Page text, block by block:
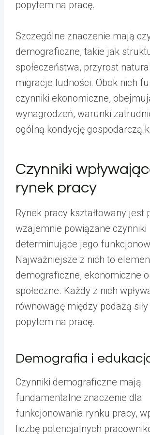
popytem na pracę.
Szczególne znaczenie mają
demograficzne, takie jak
społeczeństwa, przyrost
migracje ludności. Obok nich
czynniki ekonomiczne,
wynagrodzeń, warunki
ogólną kondycję gospodarczą
Czynniki
rynek pracy
Rynek pracy kształtowany jest
wzajemnie powiązane czynniki
determinujące jego
Najważniejsze z nich to
demograficzne, ekonomiczne
społeczne. Każdy z nich
równowagę między podażą
popytem na pracę.
Demografia i
Czynniki demograficzne mają
fundamentalne znaczenie dla
funkcjonowania rynku pracy,
liczbę potencjalnych